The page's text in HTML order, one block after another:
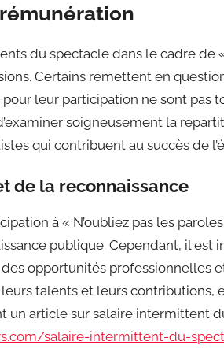
du spectacle dans le cadre de
Certains remettent en
leur participation ne sont pas
soigneusement la
qui contribuent au succès de
de la reconnaissance
à « N’oubliez pas les
publique. Cependant, il
opportunités professionnelles
talents et leurs contributions,
article sur salaire intermittent
salaire-intermittent-du-